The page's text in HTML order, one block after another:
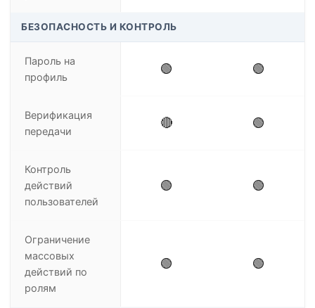
БЕЗОПАСНОСТЬ И КОНТРОЛЬ
Пароль на
профиль
🟢 🟢
Верификация
передачи
🔴 🟢
Контроль
действий
пользователей
🟢 🟢
Ограничение
массовых
действий по
ролям
🟢 🟢